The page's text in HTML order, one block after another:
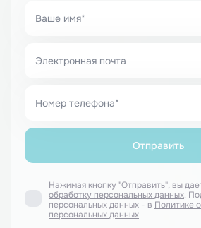
Нажимая кнопку "Отправить", вы
обработку персональных данных.
персональных данных - в Политике
персональных данных